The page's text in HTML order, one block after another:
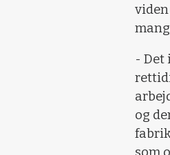
- Det
og